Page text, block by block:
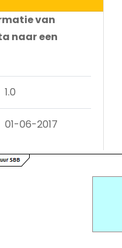
van
naar een
1.0
01-06-2017